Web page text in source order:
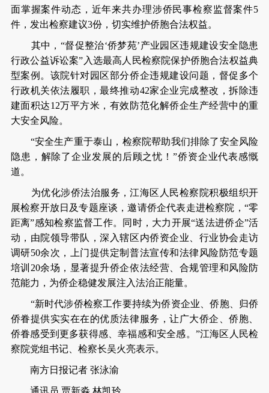
面掌握案件动态，近年来共办理涉侨民事检察监督案件5
件，发出检察建议3份，切实维护侨胞合法权益。
其中，“督促整治‘侨梦苑’产业园区违规建设安全隐患
行政公益诉讼案”入选最高人民检察院保护侨胞合法权益典
型案例。该院针对园区部分侨企违规建设问题，督促多个
行政机关依法履职，最终推动42家企业完成整改，拆除违
建面积达12万平方米，有效防范化解侨企生产经营中的重
大安全风险。
“安全生产重于泰山，检察院帮助我们排除了安全风险
隐患，解除了企业发展的后顾之忧！”侨资企业代表感慨
道。
为优化涉侨法治服务，江海区人民检察院积极组织开
展检察开放日及专题座谈，邀请侨企代表走进检察院，“零
距离”感知检察监督工作。同时，大力开展“送法进侨企”活
动，由院领导带队，深入辖区内侨资企业、行业协会走访
调研50余次，上门提供定制普法宣传和法律风险防范专题
培训20余场，显著提升侨企依法经营、合规管理和风险防
范能力，为侨企稳健发展注入法治正能量。
“新时代涉侨检察工作要持续为侨资企业、侨胞、归侨
侨眷提供实实在在的优质法律服务，让广大侨企、侨胞、
侨眷感受到更多获得感、幸福感和安全感。”江海区人民检
察院党组书记、检察长吴火亮表示。
南方日报记者 张泳渝
通讯员 贾新淼 林凯玲